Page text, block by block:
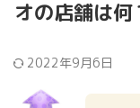
オの店舗は何
2022年9月6日